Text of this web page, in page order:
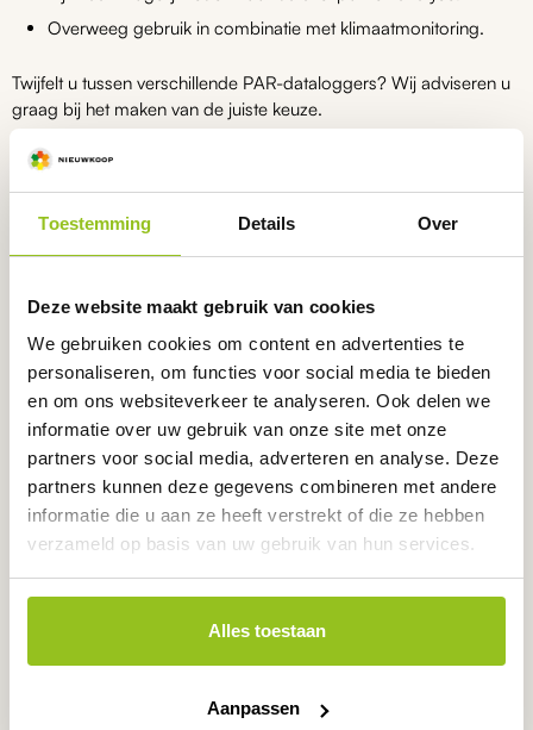
Toestemming Details Over
Deze website maakt gebruik van cookies
We gebruiken cookies om content en advertenties te
personaliseren, om functies voor social media te bieden
en om ons websiteverkeer te analyseren. Ook delen we
informatie over uw gebruik van onze site met onze
partners voor social media, adverteren en analyse. Deze
partners kunnen deze gegevens combineren met andere
informatie die u aan ze heeft verstrekt of die ze hebben
verzameld op basis van uw gebruik van hun services.
Alles toestaan
Aanpassen
Overweeg gebruik in combinatie met klimaatmonitoring.
Twijfelt u tussen verschillende PAR-dataloggers? Wij adviseren u
graag bij het maken van de juiste keuze.
Welke PAR-datalogger heeft u nodig?
Binnen het assortiment vindt u verschillende dataloggers voor het
registreren van licht- en klimaatgegevens. Afhankelijk van uw
lichtintensiteit, temperatuur of luchtvochtigheid registreren.
Gerelateerde lichtdataloggers
LUX-dataloggers
Temperatuurdataloggers
Andere dataloggers
CO₂-dataloggers
Luchtvochtigheidsdataloggers